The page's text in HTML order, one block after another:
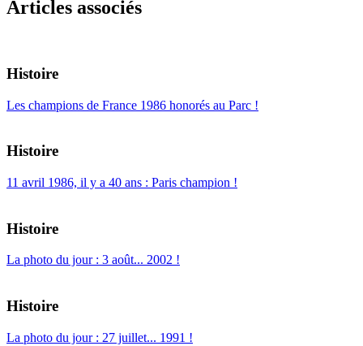
Articles associés
Histoire
Les champions de France 1986 honorés au Parc !
Histoire
11 avril 1986, il y a 40 ans : Paris champion !
Histoire
La photo du jour : 3 août... 2002 !
Histoire
La photo du jour : 27 juillet... 1991 !